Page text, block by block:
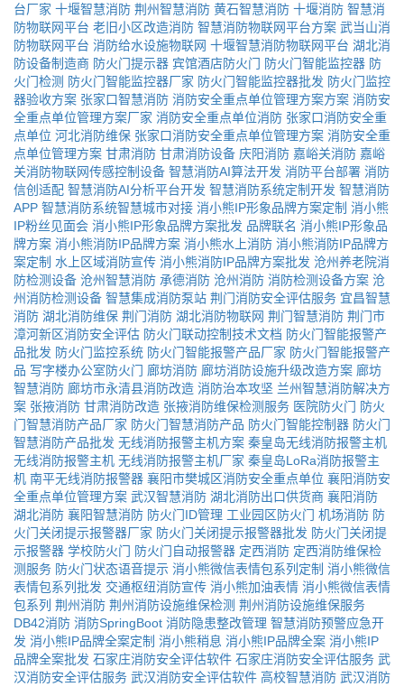
台厂家 十堰智慧消防 荆州智慧消防 黄石智慧消防 十堰消防 智慧消
防物联网平台 老旧小区改造消防 智慧消防物联网平台方案 武当山消
防物联网平台 消防给水设施物联网 十堰智慧消防物联网平台 湖北消
防设备制造商 防火门提示器 宾馆酒店防火门 防火门智能监控器 防
火门检测 防火门智能监控器厂家 防火门智能监控器批发 防火门监控
器验收方案 张家口智慧消防 消防安全重点单位管理方案方案 消防安
全重点单位管理方案厂家 消防安全重点单位消防 张家口消防安全重
点单位 河北消防维保 张家口消防安全重点单位管理方案 消防安全重
点单位管理方案 甘肃消防 甘肃消防设备 庆阳消防 嘉峪关消防 嘉峪
关消防物联网传感控制设备 智慧消防AI算法开发 消防平台部署 消防
信创适配 智慧消防AI分析平台开发 智慧消防系统定制开发 智慧消防
APP 智慧消防系统智慧城市对接 消小熊IP形象品牌方案定制 消小熊
IP粉丝见面会 消小熊IP形象品牌方案批发 品牌联名 消小熊IP形象品
牌方案 消小熊消防IP品牌方案 消小熊水上消防 消小熊消防IP品牌方
案定制 水上区域消防宣传 消小熊消防IP品牌方案批发 沧州养老院消
防检测设备 沧州智慧消防 承德消防 沧州消防 消防检测设备方案 沧
州消防检测设备 智慧集成消防泵站 荆门消防安全评估服务 宜昌智慧
消防 湖北消防维保 荆门消防 湖北消防物联网 荆门智慧消防 荆门市
漳河新区消防安全评估 防火门联动控制技术文档 防火门智能报警产
品批发 防火门监控系统 防火门智能报警产品厂家 防火门智能报警产
品 写字楼办公室防火门 廊坊消防 廊坊消防设施升级改造方案 廊坊
智慧消防 廊坊市永清县消防改造 消防治本攻坚 兰州智慧消防解决方
案 张掖消防 甘肃消防改造 张掖消防维保检测服务 医院防火门 防火
门智慧消防产品厂家 防火门智慧消防产品 防火门智能控制器 防火门
智慧消防产品批发 无线消防报警主机方案 秦皇岛无线消防报警主机
无线消防报警主机 无线消防报警主机厂家 秦皇岛LoRa消防报警主
机 南平无线消防报警器 襄阳市樊城区消防安全重点单位 襄阳消防安
全重点单位管理方案 武汉智慧消防 湖北消防出口供货商 襄阳消防
湖北消防 襄阳智慧消防 防火门ID管理 工业园区防火门 机场消防 防
火门关闭提示报警器厂家 防火门关闭提示报警器批发 防火门关闭提
示报警器 学校防火门 防火门自动报警器 定西消防 定西消防维保检
测服务 防火门状态语音提示 消小熊微信表情包系列定制 消小熊微信
表情包系列批发 交通枢纽消防宣传 消小熊加油表情 消小熊微信表情
包系列 荆州消防 荆州消防设施维保检测 荆州消防设施维保服务
DB42消防 消防SpringBoot 消防隐患整改管理 智慧消防预警应急开
发 消小熊IP品牌全案定制 消小熊稍息 消小熊IP品牌全案 消小熊IP
品牌全案批发 石家庄消防安全评估软件 石家庄消防安全评估服务 武
汉消防安全评估服务 武汉消防安全评估软件 高校智慧消防 武汉消防